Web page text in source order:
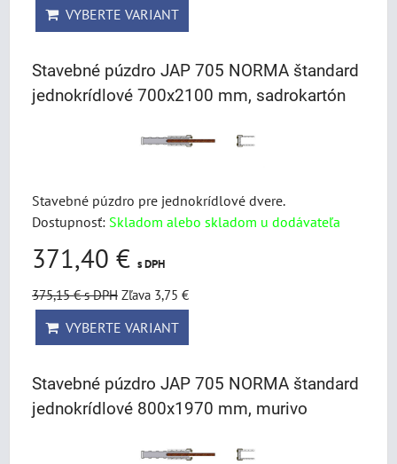
VYBERTE VARIANT
Stavebné púzdro JAP 705 NORMA štandard
jednokrídlové 700x2100 mm, sadrokartón
Stavebné púzdro pre jednokrídlové dvere.
Dostupnosť: Skladom alebo skladom u dodávateľa
371,40 € s DPH
375,15 €s DPH Zľava 3,75 €
VYBERTE VARIANT
Stavebné púzdro JAP 705 NORMA štandard
jednokrídlové 800x1970 mm, murivo